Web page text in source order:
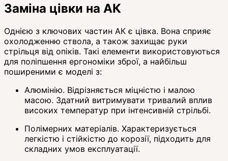
Заміна цівки на АК
Однією з ключових частин АК є цівка. Вона сприяє
охолодженню ствола, а також захищає руки
стрільця від опіків. Такі елементи використовуються
для поліпшення ергономіки зброї, а найбільш
поширеними є моделі з:
Алюмінію. Відрізняється міцністю і малою
масою. Здатний витримувати тривалий вплив
високих температур при інтенсивній стрільбі.
Полімерних матеріалів. Характеризується
легкістю і стійкістю до корозії, підходить для
складних умов експлуатації.